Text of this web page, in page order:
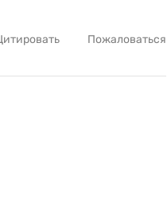
Пожаловаться